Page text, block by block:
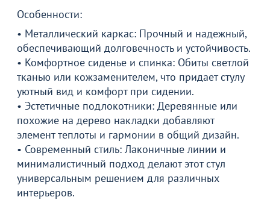
Особенности:
• Металлический каркас: Прочный и надежный,
обеспечивающий долговечность и устойчивость.
• Комфортное сиденье и спинка: Обиты светлой
тканью или кожзаменителем, что придает стулу
уютный вид и комфорт при сидении.
• Эстетичные подлокотники: Деревянные или
похожие на дерево накладки добавляют
элемент теплоты и гармонии в общий дизайн.
• Современный стиль: Лаконичные линии и
минималистичный подход делают этот стул
универсальным решением для различных
интерьеров.